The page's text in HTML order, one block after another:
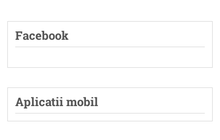
Facebook
Aplicatii mobil